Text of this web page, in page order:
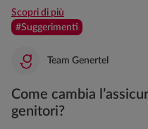
Scopri di più
#Suggerimenti
Team Genertel
Come cambia
genitori?